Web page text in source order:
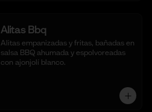
Alitas Bbq
Alitas empanizadas y fritas, bañadas en
salsa BBQ ahumada y espolvoreadas
con ajonjolí blanco.